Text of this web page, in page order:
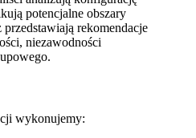
potencjalne obszary
rekomendacje
niezawodności
wykonujemy: